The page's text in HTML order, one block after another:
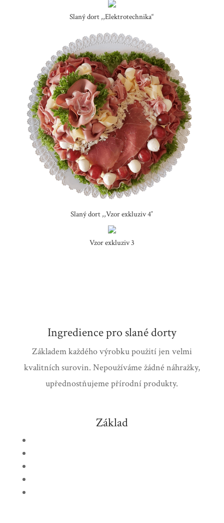
Slaný dort ,,Elektrotechnika“
Slaný dort ,,Vzor exkluziv 4″
Vzor exkluziv 3
Ingredience pro slané dorty
Základem každého výrobku použití jen velmi
kvalitních surovin. Nepoužíváme žádné náhražky,
upřednostňujeme přírodní produkty.
Základ